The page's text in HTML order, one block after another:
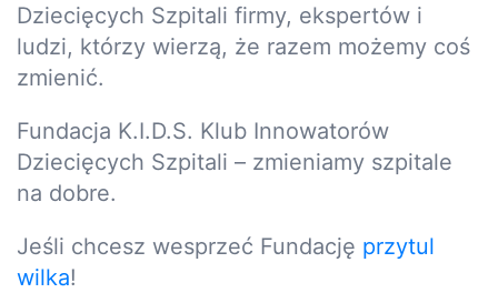
Dziecięcych Szpitali firmy, ekspertów i
ludzi, którzy wierzą, że razem możemy coś
zmienić.
Fundacja K.I.D.S. Klub Innowatorów
Dziecięcych Szpitali – zmieniamy szpitale
na dobre.
Jeśli chcesz wesprzeć Fundację przytul
wilka!